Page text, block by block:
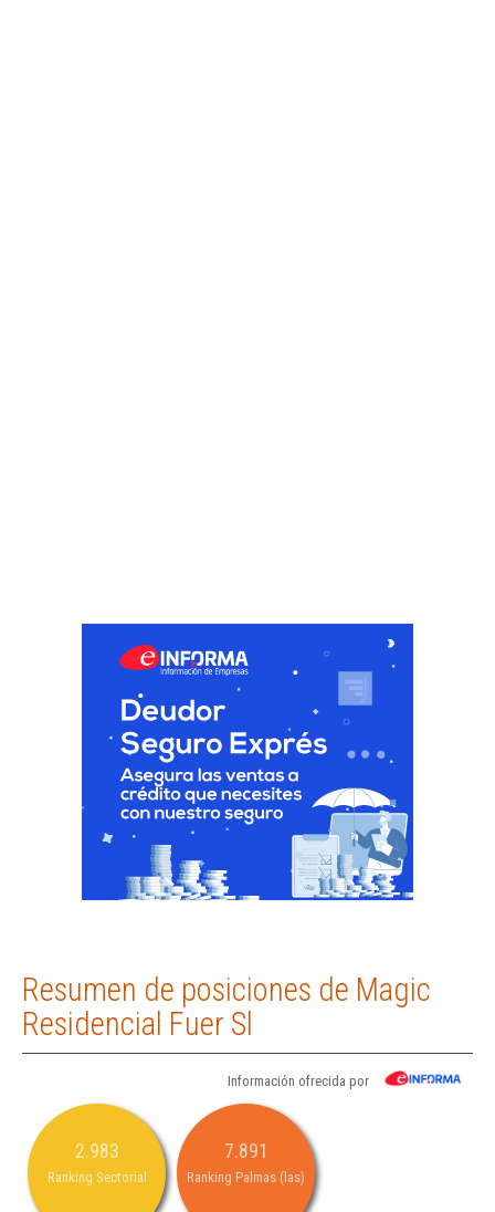
Resumen de posiciones de Magic
Residencial Fuer Sl
Información ofrecida por
2.983
Ranking Sectorial
7.891
Ranking Palmas (las)